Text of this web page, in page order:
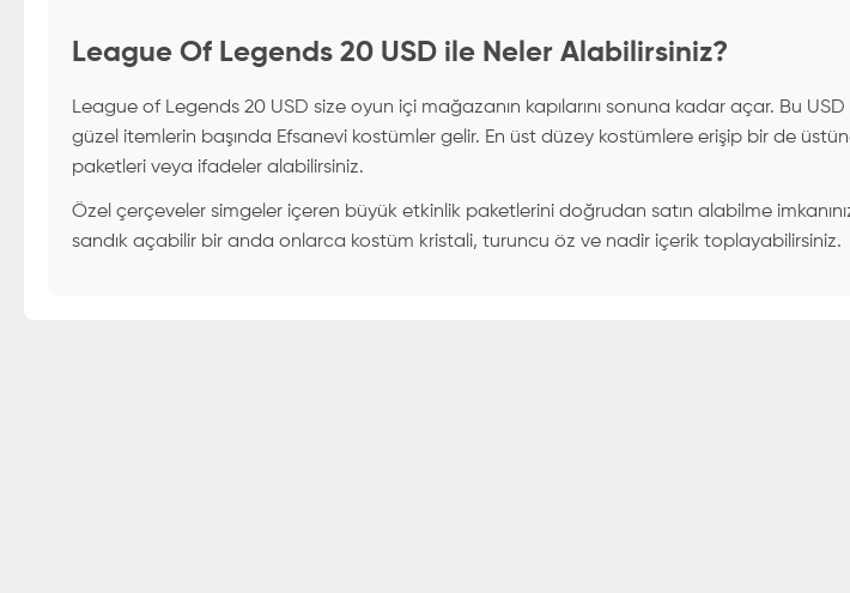
League Of Legends 20 USD ile Neler Alabilirsiniz?
League of Legends 20 USD size oyun içi mağazanın kapılarını sonuna kadar açar. Bu
güzel itemlerin başında Efsanevi kostümler gelir. En üst düzey kostümlere erişip bir de
paketleri veya ifadeler alabilirsiniz.
Özel çerçeveler simgeler içeren büyük etkinlik paketlerini doğrudan satın alabilme
sandık açabilir bir anda onlarca kostüm kristali, turuncu öz ve nadir içerik toplayabilirsiniz.